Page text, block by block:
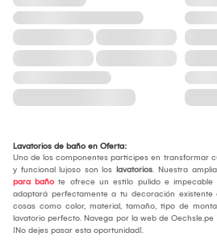
Lavatorios de baño en Oferta:
Uno de los componentes participes en transformar
y funcional lujoso son los lavatorios. Nuestra
para baño te ofrece un estilo pulido e impecable
adaptará perfectamente a tu decoración
cosas como color, material, tamaño, tipo de
lavatorio perfecto. Navega por la web de
¡No dejes pasar esta oportunidad!.